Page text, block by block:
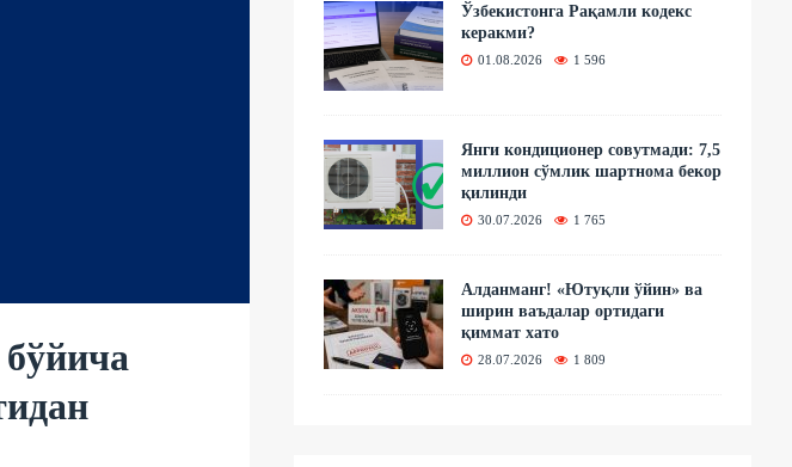
Ўзбекистонга Рақамли кодекс
керакми?
01.08.2026 1 596
Янги кондиционер совутмади: 7,5
миллион сўмлик шартнома бекор
қилинди
30.07.2026 1 765
Алданманг! «Ютуқли ўйин» ва
ширин ваъдалар ортидаги
қиммат хато
28.07.2026 1 809